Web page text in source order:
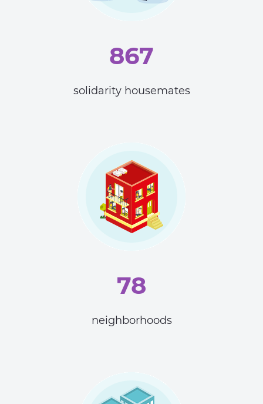
867
solidarity housemates
78
neighborhoods